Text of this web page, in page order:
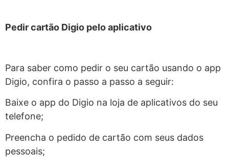
Pedir cartão Digio pelo aplicativo
Para saber como pedir o seu cartão usando o app
Digio, confira o passo a passo a seguir:
Baixe o app do Digio na loja de aplicativos do seu
telefone;
Preencha o pedido de cartão com seus dados
pessoais;